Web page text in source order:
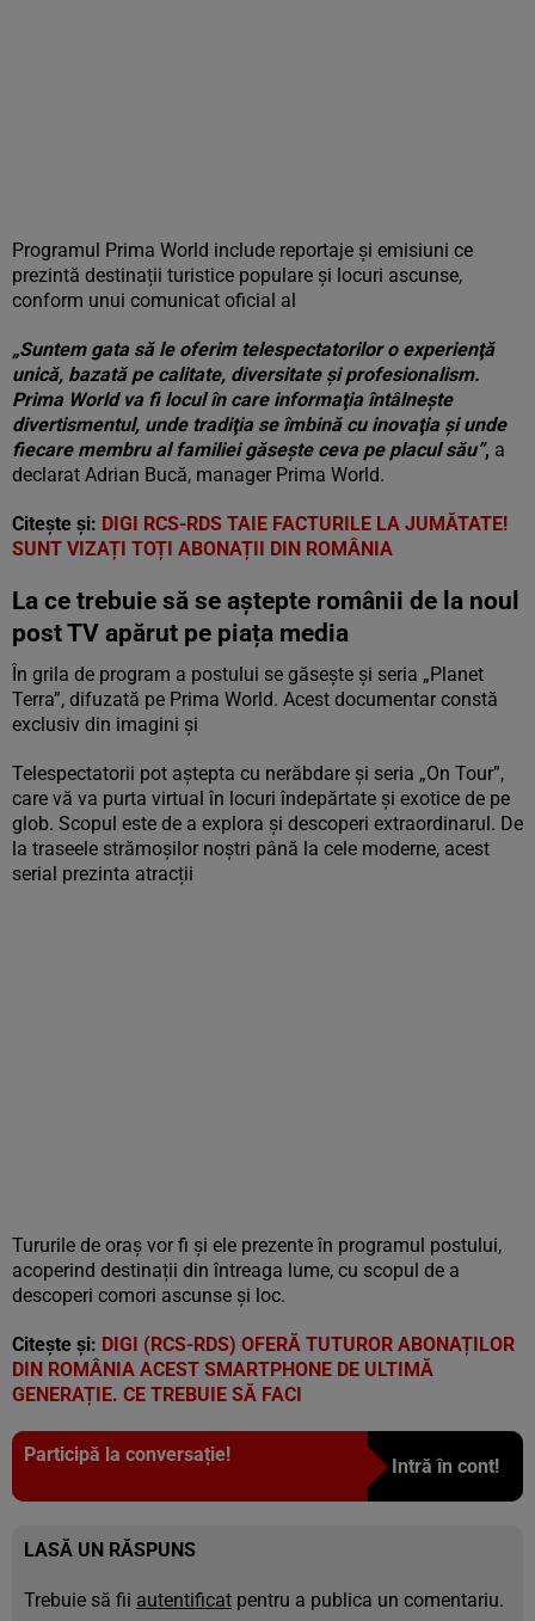
Programul Prima World include reportaje și emisiuni ce
prezintă destinații turistice populare și locuri ascunse,
conform unui comunicat oficial al
„Suntem gata să le oferim telespectatorilor o experienţă
unică, bazată pe calitate, diversitate şi profesionalism.
Prima World va fi locul în care informaţia întâlneşte
divertismentul, unde tradiţia se îmbină cu inovaţia şi unde
fiecare membru al familiei găseşte ceva pe placul său”, a
declarat Adrian Bucă, manager Prima World.
Citește și: DIGI RCS-RDS TAIE FACTURILE LA JUMĂTATE!
SUNT VIZAȚI TOȚI ABONAȚII DIN ROMÂNIA
La ce trebuie să se aștepte românii de la noul
post TV apărut pe piața media
În grila de program a postului se găsește și seria „Planet
Terra”, difuzată pe Prima World. Acest documentar constă
exclusiv din imagini și
Telespectatorii pot aștepta cu nerăbdare și seria „On Tour”,
care vă va purta virtual în locuri îndepărtate și exotice de pe
glob. Scopul este de a explora și descoperi extraordinarul. De
la traseele strămoșilor noștri până la cele moderne, acest
serial prezinta atracții
Tururile de oraș vor fi și ele prezente în programul postului,
acoperind destinații din întreaga lume, cu scopul de a
descoperi comori ascunse și loc.
Citește și: DIGI (RCS-RDS) OFERĂ TUTUROR ABONAȚILOR
DIN ROMÂNIA ACEST SMARTPHONE DE ULTIMĂ
GENERAȚIE. CE TREBUIE SĂ FACI
Participă la conversație!
Intră în cont!
LASĂ UN RĂSPUNS
Trebuie să fii autentificat pentru a publica un comentariu.